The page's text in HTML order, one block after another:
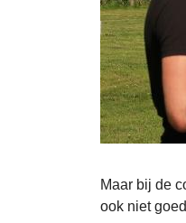
Maar bij de
ook niet